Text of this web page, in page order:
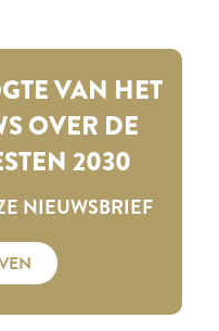
VAN HET
OVER DE
2030
NIEUWSBRIEF